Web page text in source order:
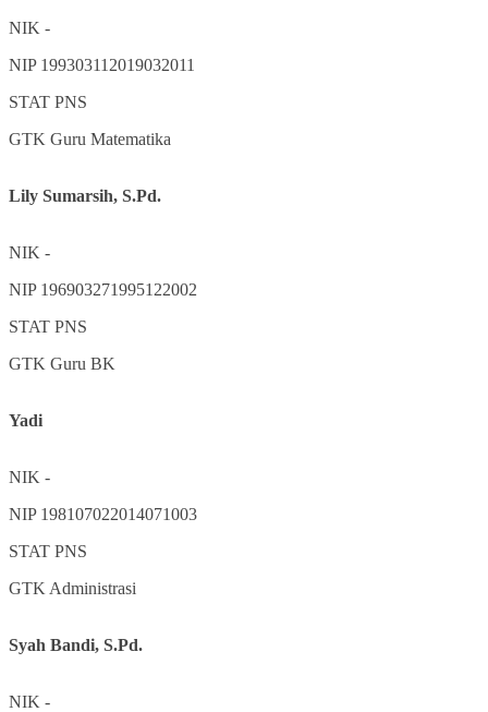
NIK -
NIP 199303112019032011
STAT PNS
GTK Guru Matematika
Lily Sumarsih, S.Pd.
NIK -
NIP 196903271995122002
STAT PNS
GTK Guru BK
Yadi
NIK -
NIP 198107022014071003
STAT PNS
GTK Administrasi
Syah Bandi, S.Pd.
NIK -